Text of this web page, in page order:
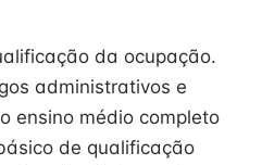
da ocupação.
administrativos e
ensino médio completo
de qualificação